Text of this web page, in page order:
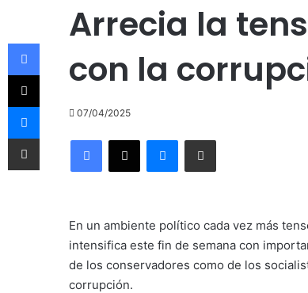
Arrecia la
con la
07/04/2025
Facebook
X MessengerCompartir por correo electrónico
En un ambiente político cada vez más
intensifica este fin de semana con
de los conservadores como de los
corrupción.
Facebook
X
Messenger
Compartir por correo electrónico